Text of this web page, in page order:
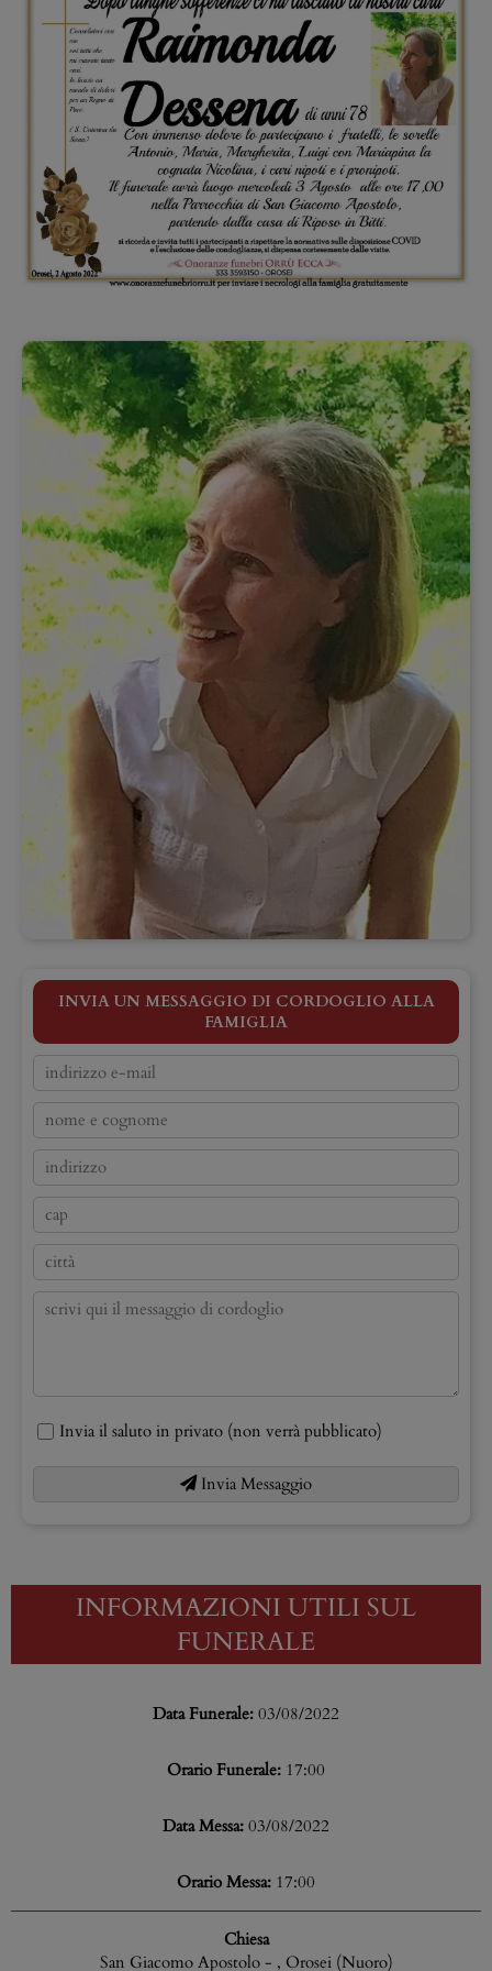
INVIA UN MESSAGGIO DI CORDOGLIO ALLA
FAMIGLIA
Invia il saluto in privato (non verrà pubblicato)
Invia Messaggio
INFORMAZIONI UTILI SUL
FUNERALE
Data Funerale:03/08/2022
Orario Funerale: 17:00
Data Messa:03/08/2022
Orario Messa: 17:00
Chiesa
San Giacomo Apostolo - , Orosei (Nuoro)